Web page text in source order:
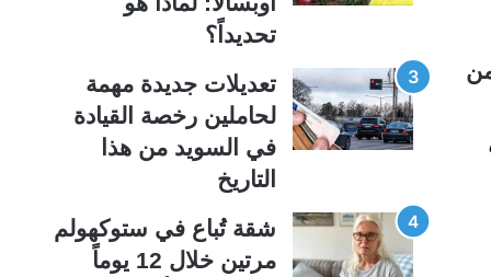
تحديداً؟
تعديلات جديدة مهمة
لحاملين رخصة القيادة
في السويد من هذا
التاريخ
شقة تُباع في ستوكهولم
مرتين خلال 12 يوماً